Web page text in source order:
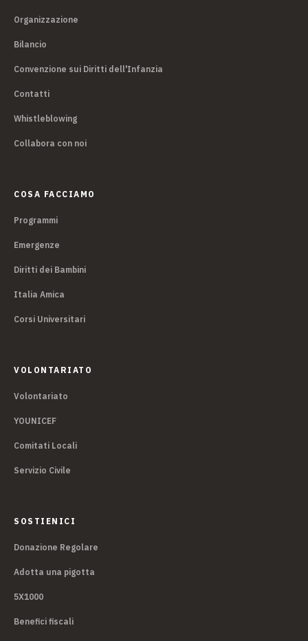
Organizzazione
Bilancio
Convenzione sui Diritti dell'Infanzia
Contatti
Whistleblowing
Collabora con noi
COSA FACCIAMO
Programmi
Emergenze
Diritti dei Bambini
Italia Amica
Corsi Universitari
VOLONTARIATO
Volontariato
YOUNICEF
Comitati Locali
Servizio Civile
SOSTIENICI
Donazione Regolare
Adotta una pigotta
5X1000
Benefici fiscali